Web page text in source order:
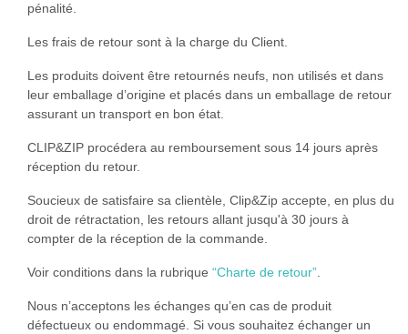
pénalité.
Les frais de retour sont à la charge du Client.
Les produits doivent être retournés neufs, non utilisés et dans
leur emballage d’origine et placés dans un emballage de retour
assurant un transport en bon état.
CLIP&ZIP procédera au remboursement sous 14 jours après
réception du retour.
Soucieux de satisfaire sa clientèle, Clip&Zip accepte, en plus du
droit de rétractation, les retours allant jusqu'à 30 jours à
compter de la réception de la commande.
Voir conditions dans la rubrique “Charte de retour”.
Nous n’acceptons les échanges qu’en cas de produit
défectueux ou endommagé. Si vous souhaitez échanger un